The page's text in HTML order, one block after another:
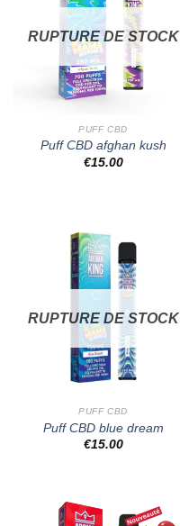
RUPTURE DE STOCK
PUFF CBD
Puff CBD afghan kush
€15.00
RUPTURE DE STOCK
PUFF CBD
Puff CBD blue dream
€15.00